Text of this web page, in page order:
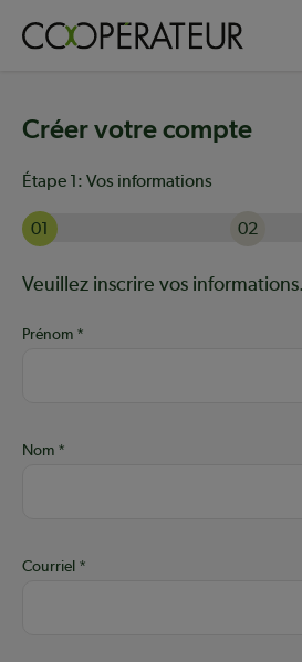
Créer votre compte
Étape 1: Vos informations
01 02
Aide :
Veuillez inscrire vos informations.
Prénom
Nom
Courriel